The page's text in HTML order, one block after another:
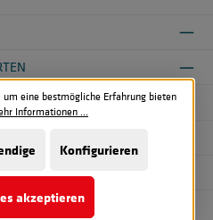
um eine bestmögliche Erfahrung bieten
Informationen ...
Konfigurieren
akzeptieren